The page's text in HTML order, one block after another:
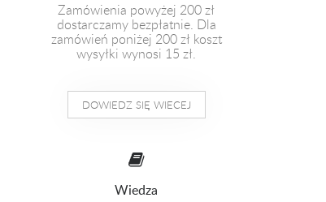
Zamówienia powyżej 200 zł
dostarczamy bezpłatnie. Dla
zamówień poniżej 200 zł koszt
wysyłki wynosi 15 zł.
DOWIEDZ SIĘ WIECEJ
Wiedza